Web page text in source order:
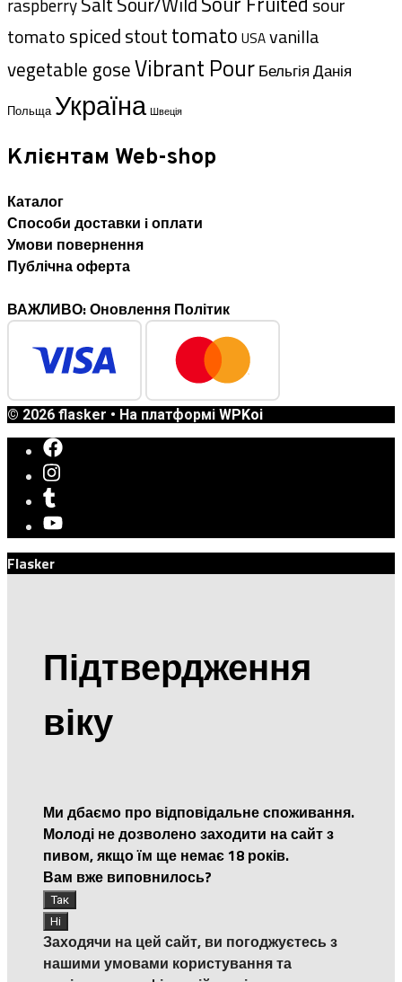
raspberry
tomatospicedstouttomato USAvanilla
vegetable goseVibrant PourБельгіяДанія
Польща Україна Швеція
Клієнтам Web-shop
Каталог
Способи доставки i оплати
Умови повернення
Публічна оферта
ВАЖЛИВО: Оновлення Політик
© 2026 flasker • На платформі WPKoi
Flasker
Підтвердження
віку
Ми дбаємо про відповідальне споживання.
Молоді не дозволено заходити на сайт з
пивом, якщо їм ще немає 18 років.
Вам вже виповнилось?
Заходячи на цей сайт, ви погоджуєтесь з
нашими умовами користування та